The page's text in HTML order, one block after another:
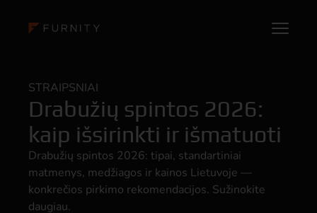
STRAIPSNIAI
Drabužių spintos 2026:
kaip išsirinkti ir išmatuoti
Drabužių spintos 2026: tipai, standartiniai
matmenys, medžiagos ir kainos Lietuvoje —
konkrečios pirkimo rekomendacijos. Sužinokite
daugiau.